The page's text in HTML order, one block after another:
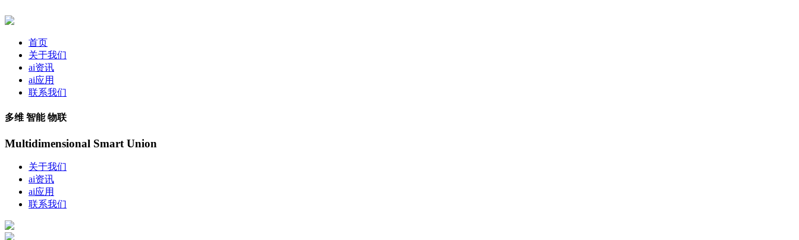
首页
关于我们
ai资讯
ai应用
联系我们
多维 智能 物联
Multidimensional Smart Union
关于我们
ai资讯
ai应用
联系我们